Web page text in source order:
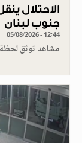
الاحتلال
جنوب لبنان
05/08/2026 - 12:44
مشاهد توثق